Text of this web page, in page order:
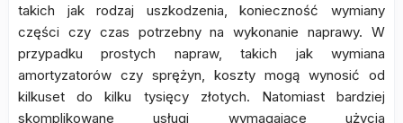
takich jak rodzaj uszkodzenia, konieczność wymiany
części czy czas potrzebny na wykonanie naprawy. W
przypadku prostych napraw, takich jak wymiana
amortyzatorów czy sprężyn, koszty mogą wynosić od
kilkuset do kilku tysięcy złotych. Natomiast bardziej
skomplikowane usługi wymagające użycia